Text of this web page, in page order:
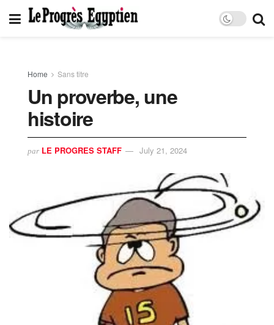
Home Sans titre
Un proverbe, une
histoire
par LE PROGRES STAFF July 21, 2024